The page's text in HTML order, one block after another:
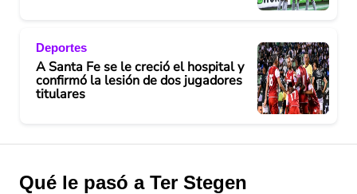
Deportes
A Santa Fe se le creció el hospital y
confirmó la lesión de dos jugadores
titulares
Qué le pasó a Ter Stegen